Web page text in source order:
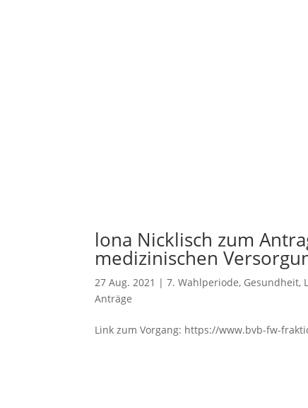
lona Nicklisch zum
medizinischen
27 Aug. 2021 |7. Wahlperiode, Gesundheit,
Anträge
Link zum Vorgang: https://www.bvb-fw-